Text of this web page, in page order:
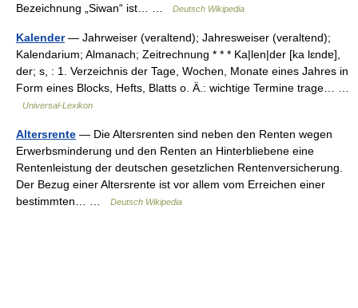
Bezeichnung „Siwan“ ist… …
Deutsch Wikipedia
Kalender— Jahrweiser (veraltend); Jahresweiser (veraltend);
Kalendarium; Almanach; Zeitrechnung * * * Ka|len|der [ka lɛndɐ],
der; s, : 1. Verzeichnis der Tage, Wochen, Monate eines Jahres in
Form eines Blocks, Hefts, Blatts o. Ä.: wichtige Termine trage… …
Universal-Lexikon
Altersrente — Die Altersrenten sind neben den Renten wegen
Erwerbsminderung und den Renten an Hinterbliebene eine
Rentenleistung der deutschen gesetzlichen Rentenversicherung.
Der Bezug einer Altersrente ist vor allem vom Erreichen einer
bestimmten… …
Deutsch Wikipedia